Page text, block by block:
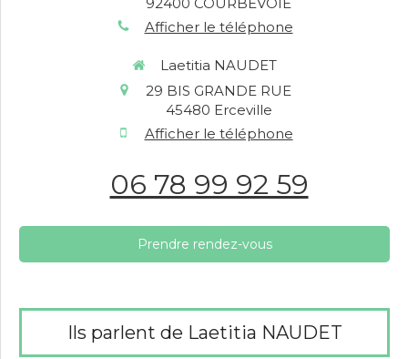
Afficher le téléphone
Laetitia NAUDET
29 BIS GRANDE RUE
45480 Erceville
Afficher le téléphone
06 78 99 92 59
Prendre rendez-vous
Ils parlent de Laetitia NAUDET